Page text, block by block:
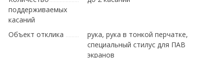
поддерживаемых
касаний
Объект отклика
рука, рука в тонкой перчатке,
специальный стилус для ПАВ
экранов